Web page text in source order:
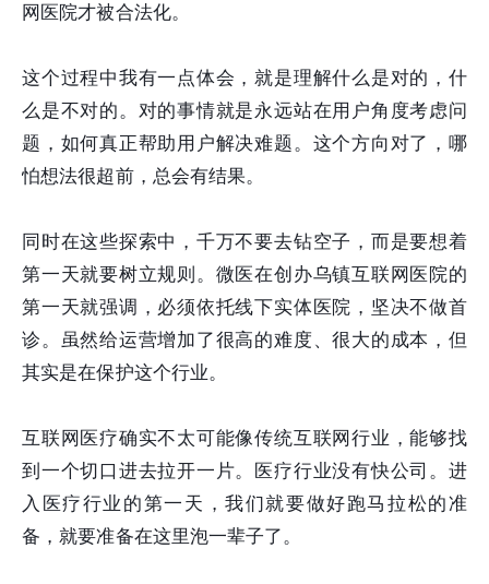
网医院才被合法化。
这个过程中我有一点体会，就是理解什么是对的，什
么是不对的。对的事情就是永远站在用户角度考虑问
题，如何真正帮助用户解决难题。这个方向对了，哪
怕想法很超前，总会有结果。
同时在这些探索中，千万不要去钻空子，而是要想着
第一天就要树立规则。微医在创办乌镇互联网医院的
第一天就强调，必须依托线下实体医院，坚决不做首
诊。虽然给运营增加了很高的难度、很大的成本，但
其实是在保护这个行业。
互联网医疗确实不太可能像传统互联网行业，能够找
到一个切口进去拉开一片。医疗行业没有快公司。进
入医疗行业的第一天，我们就要做好跑马拉松的准
备，就要准备在这里泡一辈子了。